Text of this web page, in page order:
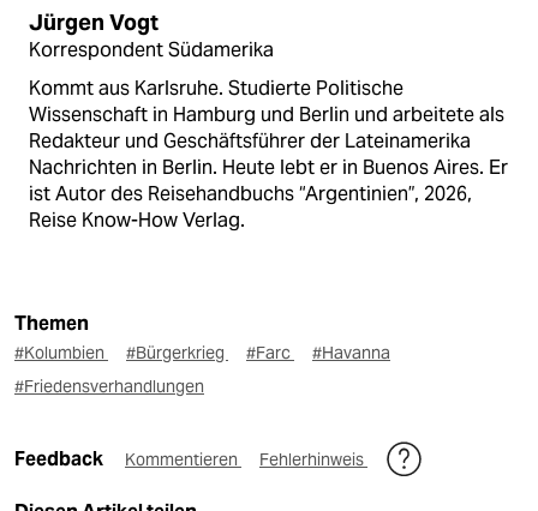
Jürgen Vogt
Korrespondent Südamerika
Kommt aus Karlsruhe. Studierte Politische
Wissenschaft in Hamburg und Berlin und arbeitete als
Redakteur und Geschäftsführer der Lateinamerika
Nachrichten in Berlin. Heute lebt er in Buenos Aires. Er
ist Autor des Reisehandbuchs “Argentinien”, 2026,
Reise Know-How Verlag.
Themen
#Kolumbien #Bürgerkrieg #Farc
#Havanna
#Friedensverhandlungen
Feedback Kommentieren Fehlerhinweis